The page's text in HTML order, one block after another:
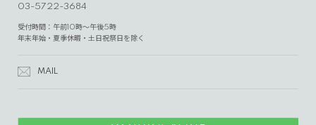
03-5722-3684
受付時間：午前10時～午後5時
年末年始・夏季休暇・土日祝祭日を除く
MAIL